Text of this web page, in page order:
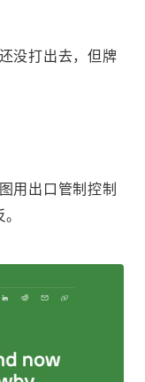
没打出去，但牌
用出口管制控制